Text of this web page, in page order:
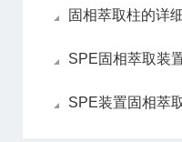
固相萃取柱的详
SPE固相萃取装
SPE装置固相萃取